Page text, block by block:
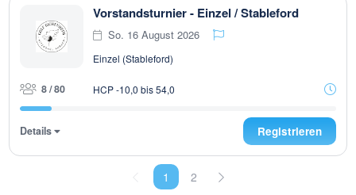
Vorstandsturnier - Einzel / Stableford
So. 16 August 2026
Einzel (Stableford)
8 / 80 HCP -10,0 bis 54,0
Details Registrieren
1 2